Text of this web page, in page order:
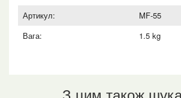
Артикул:
MF-55
Вага:
1.5 kg